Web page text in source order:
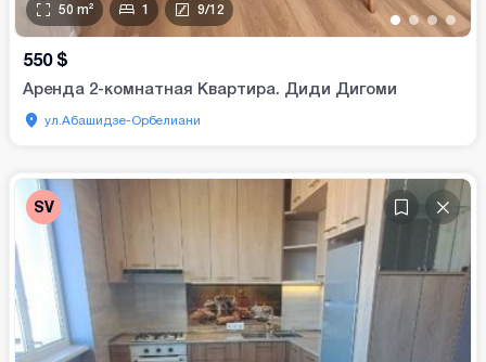
••••
50 m² 1 9/12
550 $
Аренда 2-комнатная Квартира. Диди Дигоми
ул.Абашидзе-Орбелиани
SV